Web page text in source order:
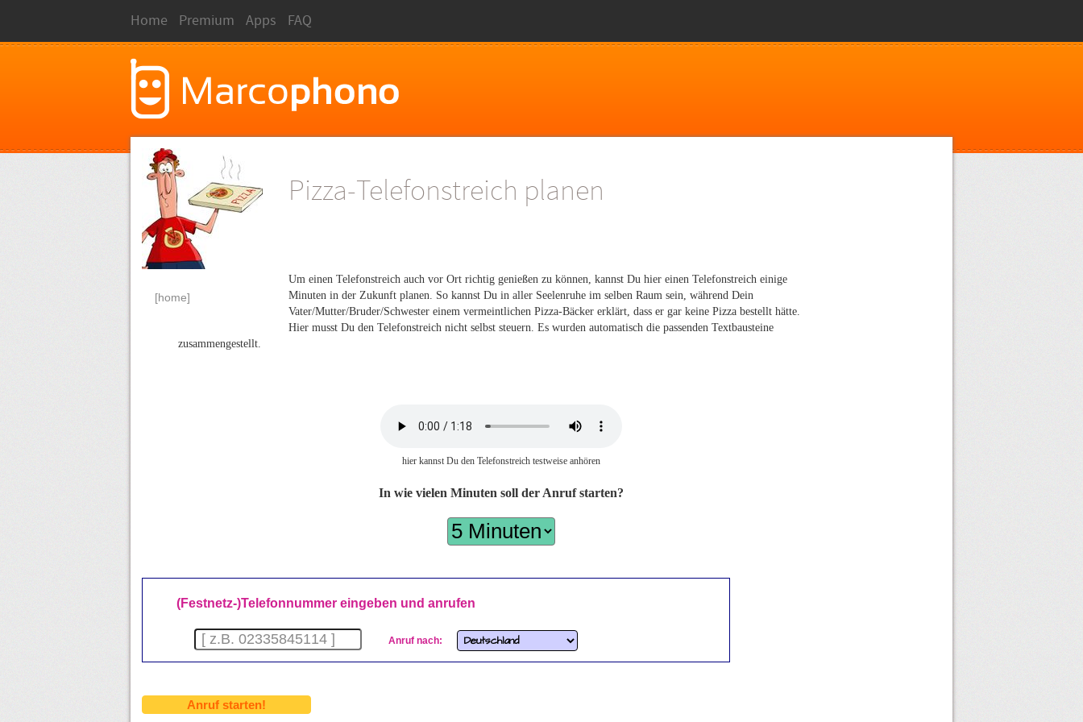
Home Premium Apps FAQ
[home]
Pizza-Telefonstreich planen
Um einen Telefonstreich auch vor Ort richtig genießen zu können, kannst Du hier einen Telefonstreich einige
Minuten in der Zukunft planen. So kannst Du in aller Seelenruhe im selben Raum sein, während Dein
Vater/Mutter/Bruder/Schwester einem vermeintlichen Pizza-Bäcker erklärt, dass er gar keine Pizza bestellt hätte.
Hier musst Du den Telefonstreich nicht selbst steuern. Es wurden automatisch die passenden Textbausteine
zusammengestellt.
hier kannst Du den Telefonstreich testweise anhören
In wie vielen Minuten soll der Anruf starten?
(Festnetz-)Telefonnummer eingeben und anrufen
Anruf nach: